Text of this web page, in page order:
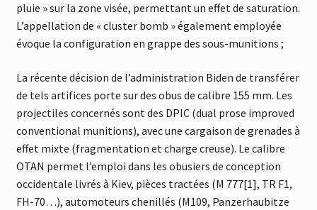
pluie » sur la zone visée, permettant un effet de saturation.
L’appellation de « cluster bomb » également employée
évoque la configuration en grappe des sous-munitions ;
La récente décision de l’administration Biden de transférer
de tels artifices porte sur des obus de calibre 155 mm. Les
projectiles concernés sont des DPIC (dual prose improved
conventional munitions), avec une cargaison de grenades à
effet mixte (fragmentation et charge creuse). Le calibre
OTAN permet l’emploi dans les obusiers de conception
occidentale livrés à Kiev, pièces tractées (M 777[1], TR F1,
FH-70…), automoteurs chenillés (M109, Panzerhaubitze